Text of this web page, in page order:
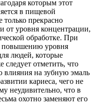
которым этот
в пищевой
прекрасно
от уровня концентрации,
обработке. При
повышению уровня
людей, которые
отметить, что
влияния на зубную эмаль
кариеса, чего не
неудивительно, что в
охотно заменяют его